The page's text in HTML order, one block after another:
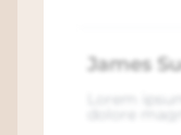
James
Lorem